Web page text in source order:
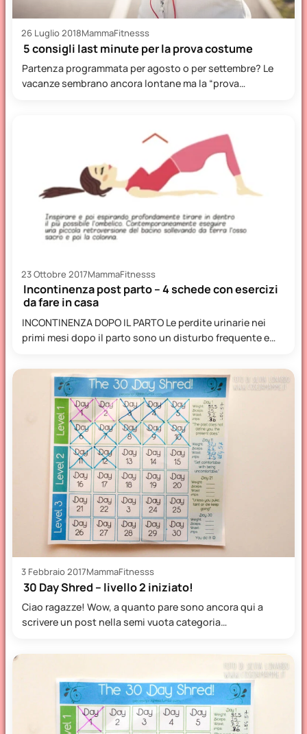
26 Luglio 2018MammaFitnesss
5 consigli last minute per la prova costume
Partenza programmata per agosto o per settembre? Le
vacanze sembrano ancora lontane ma la “prova
23 Ottobre 2017MammaFitnesss
Incontinenza post parto – 4 schede con esercizi
da fare in casa
INCONTINENZA DOPO IL PARTO Le perdite urinarie nei
primi mesi dopo il parto sono un disturbo frequente e…
3 Febbraio 2017MammaFitnesss
30 Day Shred – livello 2 iniziato!
Ciao ragazze! Wow, a quanto pare sono ancora qui a
scrivere un post nella semi vuota categoria